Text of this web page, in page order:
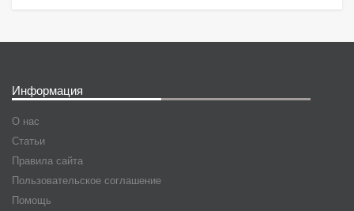
Информация
О нас
Статьи
Правила сайта
Пользовательское соглашение
Помощь